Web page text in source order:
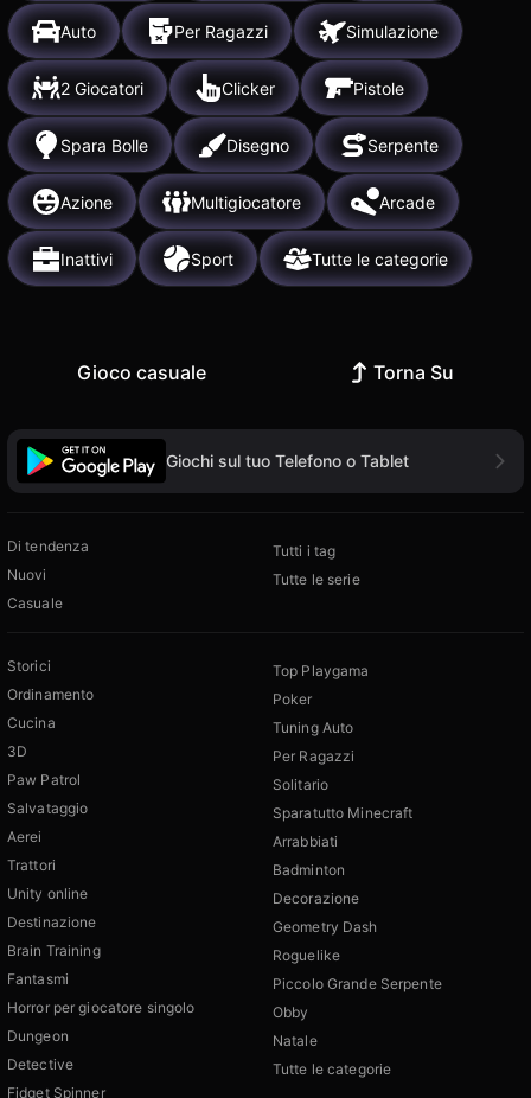
Auto Per Ragazzi Simulazione
2 Giocatori Clicker Pistole
Spara Bolle Disegno Serpente
Azione Multigiocatore Arcade
Inattivi Sport Tutte le categorie
Gioco casuale Torna Su
Giochi sul tuo Telefono o Tablet
Di tendenza
Nuovi
Casuale
Tutti i tag
Tutte le serie
Storici
Ordinamento
Cucina
3D
Paw Patrol
Salvataggio
Aerei
Trattori
Unity online
Destinazione
Brain Training
Fantasmi
Horror per giocatore singolo
Dungeon
Detective
Fidget Spinner
Top Playgama
Poker
Tuning Auto
Per Ragazzi
Solitario
Sparatutto Minecraft
Arrabbiati
Badminton
Decorazione
Geometry Dash
Roguelike
Piccolo Grande Serpente
Obby
Natale
Tutte le categorie